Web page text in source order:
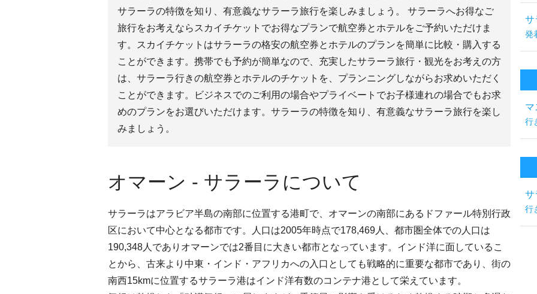
サラーラの特徴を知り、有意義なサラーラ旅行を楽しみましょう。 サラーラへお得なご
旅行をお考えならスカイチケットでお得なプランで航空券とホテルをご予約いただけま
す。スカイチケットはサラーラの格安の航空券とホテルのプランを簡単に比較・購入する
ことができます。携帯でも予約が簡単なので、充実したサラーラ旅行・観光をお考えの方
は、サラーラ行きの航空券とホテルのチケットを、プランニングしながらお求めいただく
ことができます。ビジネスでのご利用の場合やプライベートでお子様連れの場合でもお求
めのプランをお選びいただけます。サラーラの特徴を知り、有意義なサラーラ旅行を楽し
みましょう。
オマーン - サラーラについて
サラーラはアラビア半島の南部に位置する港町で、オマーンの南部にあるドファール特別行政
区において中心となる都市です。人口は2005年時点で178,469人、都市圏全体での人口は
190,348人でありオマーンでは2番目に大きい都市となっています。インド洋に面しているこ
とから、古来より中東・インド・アフリカへの入口としても戦略的に重要な都市であり、街の
南西15kmに位置するサラーラ港はインド洋有数のコンテナ港として栄えています。
サ
発
マ
行
サ
行